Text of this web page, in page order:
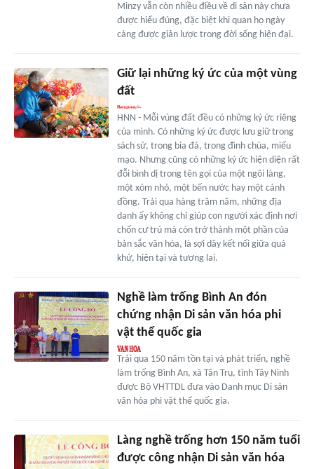
Minzy vẫn còn nhiều điều về di sản này chưa
được hiểu đúng, đặc biệt khi quan họ ngày
càng được giản lược trong đời sống hiện đại.
Giữ lại những ký ức của một vùng
đất
HNN - Mỗi vùng đất đều có những ký ức riêng
của mình. Có những ký ức được lưu giữ trong
sách sử, trong bia đá, trong đình chùa, miếu
mạo. Nhưng cũng có những ký ức hiện diện rất
đỗi bình dị trong tên gọi của một ngôi làng,
một xóm nhỏ, một bến nước hay một cánh
đồng. Trải qua hàng trăm năm, những địa
danh ấy không chỉ giúp con người xác định nơi
chốn cư trú mà còn trở thành một phần của
bản sắc văn hóa, là sợi dây kết nối giữa quá
khứ, hiện tại và tương lai.
Nghề làm trống Bình An đón
chứng nhận Di sản văn hóa phi
vật thể quốc gia
Trải qua 150 năm tồn tại và phát triển, nghề
làm trống Bình An, xã Tân Trụ, tỉnh Tây Ninh
được Bộ VHTTDL đưa vào Danh mục Di sản
văn hóa phi vật thể quốc gia.
Làng nghề trống hơn 150 năm tuổi
được công nhận Di sản văn hóa